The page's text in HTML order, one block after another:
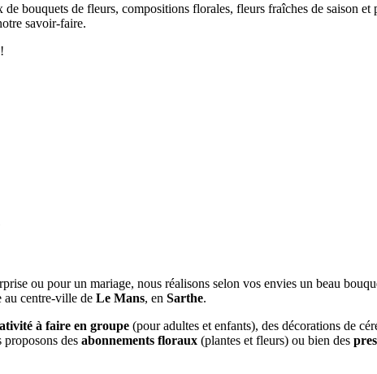
bouquets de fleurs, compositions florales, fleurs fraîches de saison
savoir-faire.
ou pour un mariage, nous réalisons selon vos envies un beau
au centre-ville de Le Mans, en Sarthe.
à faire en groupe (pour adultes et enfants), des décorations de
proposons des abonnements floraux (plantes et fleurs) ou bien des